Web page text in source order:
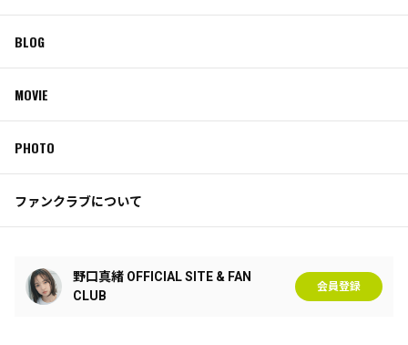
BLOG
MOVIE
PHOTO
ファンクラブについて
野口真緒 OFFICIAL SITE & FAN
CLUB
会員登録